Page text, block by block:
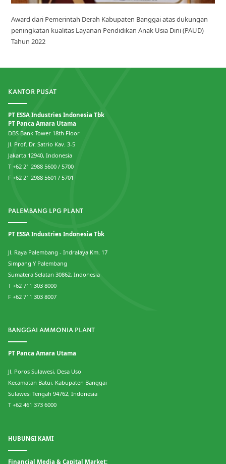
Award dari Pemerintah Derah Kabupaten Banggai atas dukungan
peningkatan kualitas Layanan Pendidikan Anak Usia Dini (PAUD)
Tahun 2022
KANTOR PUSAT
PT ESSA Industries Indonesia Tbk
PT Panca Amara Utama
DBS Bank Tower 18th Floor
Jl. Prof. Dr. Satrio Kav. 3-5
Jakarta 12940, Indonesia
T +62 21 2988 5600 / 5700
F +62 21 2988 5601 / 5701
PALEMBANG LPG PLANT
PT ESSA Industries Indonesia Tbk
Jl. Raya Palembang - Indralaya Km. 17
Simpang Y Palembang
Sumatera Selatan 30862, Indonesia
T +62 711 303 8000
F +62 711 303 8007
BANGGAI AMMONIA PLANT
PT Panca Amara Utama
Jl. Poros Sulawesi, Desa Uso
Kecamatan Batui, Kabupaten Banggai
Sulawesi Tengah 94762, Indonesia
T +62 461 373 6000
HUBUNGI KAMI
Financial Media & Capital Market: